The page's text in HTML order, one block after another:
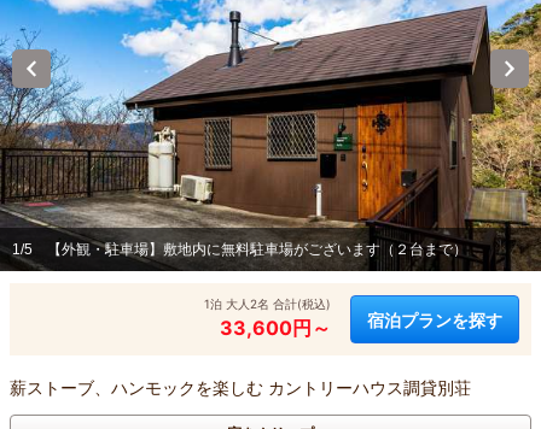
1/5 【外観・駐車場】敷地内に無料駐車場がございます（２台まで）
1泊 大人2名 合計(税込)
33,600円～ 宿泊プランを探す
薪ストーブ、ハンモックを楽しむ カントリーハウス調貸別荘